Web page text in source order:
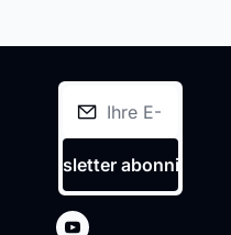
Newsletter abonnieren